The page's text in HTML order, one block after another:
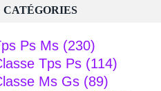
CATÉGORIES
Ps Ms (230)
Tps Ps (114)
Ms Gs (89)